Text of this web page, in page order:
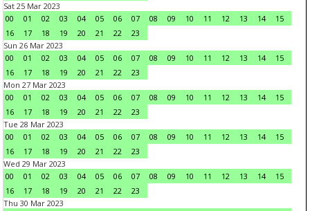
Sat 25 Mar 2023
00
01 02 03 04 05 06 07 08 09 10 11 12 13 14
15
16
17 18 19 20 21 22
23
Sun 26 Mar 2023
00
01 02 03 04 05 06 07 08 09 10 11 12 13 14
15
16
17 18 19 20 21 22
23
Mon 27 Mar 2023
00
01 02 03 04 05 06 07 08 09 10 11 12 13 14
15
16
17 18 19 20 21 22
23
Tue 28 Mar 2023
00
01 02 03 04 05 06 07 08 09 10 11 12 13 14
15
16
17 18 19 20 21 22
23
Wed 29 Mar 2023
00
01 02 03 04 05 06 07 08 09 10 11 12 13 14
15
16
17 18 19 20 21 22
23
Thu 30 Mar 2023